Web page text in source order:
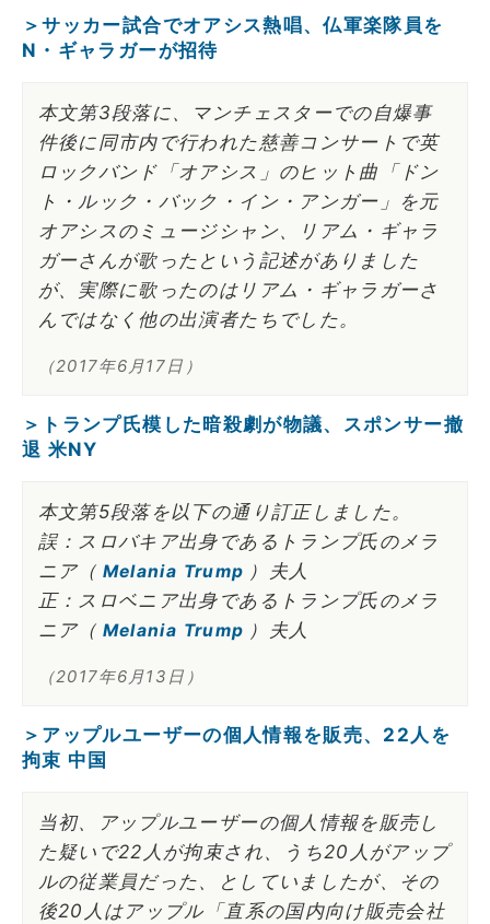
＞サッカー試合でオアシス熱唱、仏軍楽隊員を
N・ギャラガーが招待
本文第3段落に、マンチェスターでの自爆事
件後に同市内で行われた慈善コンサートで英
ロックバンド「オアシス」のヒット曲「ドン
ト・ルック・バック・イン・アンガー」を元
オアシスのミュージシャン、リアム・ギャラ
ガーさんが歌ったという記述がありました
が、実際に歌ったのはリアム・ギャラガーさ
んではなく他の出演者たちでした。
（2017年6月17日）
＞トランプ氏模した暗殺劇が物議、スポンサー撤
退 米NY
本文第5段落を以下の通り訂正しました。
誤：スロバキア出身であるトランプ氏のメラ
ニア（ Melania Trump ）夫人
正：スロベニア出身であるトランプ氏のメラ
ニア（ Melania Trump ）夫人
（2017年6月13日）
＞アップルユーザーの個人情報を販売、22人を
拘束 中国
当初、アップルユーザーの個人情報を販売し
た疑いで22人が拘束され、うち20人がアップ
ルの従業員だった、としていましたが、その
後20人はアップル「直系の国内向け販売会社